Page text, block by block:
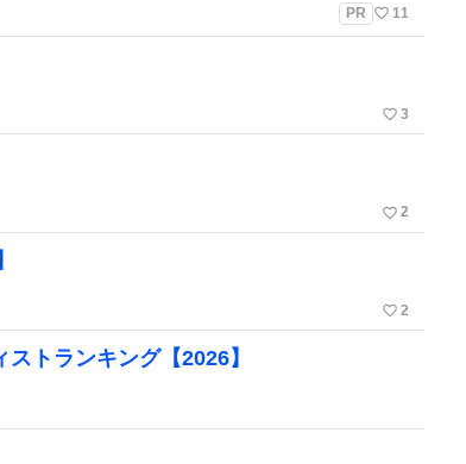
PR favorite_border 11
favorite_border 3
favorite_border 2
favorite_border 2
トランキング【2026】